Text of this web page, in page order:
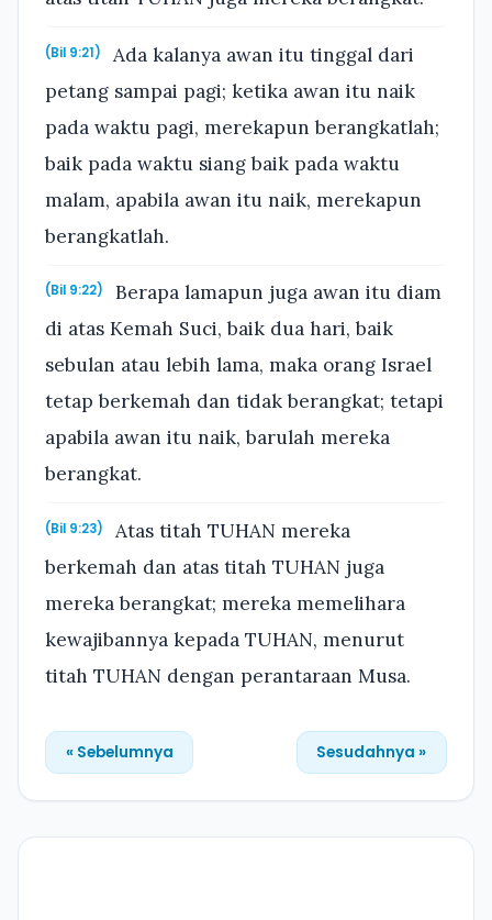
(Bil 9:21)
Ada kalanya awan itu tinggal dari
petang sampai pagi; ketika awan itu naik
pada waktu pagi, merekapun berangkatlah;
baik pada waktu siang baik pada waktu
malam, apabila awan itu naik, merekapun
berangkatlah.
(Bil 9:22)
Berapa lamapun juga awan itu diam
di atas Kemah Suci, baik dua hari, baik
sebulan atau lebih lama, maka orang Israel
tetap berkemah dan tidak berangkat; tetapi
apabila awan itu naik, barulah mereka
berangkat.
(Bil 9:23)
Atas titah TUHAN mereka
berkemah dan atas titah TUHAN juga
mereka berangkat; mereka memelihara
kewajibannya kepada TUHAN, menurut
titah TUHAN dengan perantaraan Musa.
« Sebelumnya Sesudahnya »